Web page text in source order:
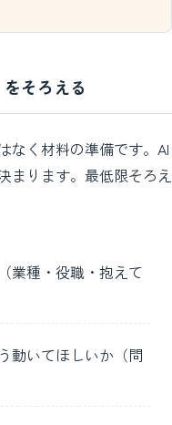
そろえる
なく材料の準備です。AI
まります。最低限そろえ
業種・役職・抱えて
動いてほしいか（問